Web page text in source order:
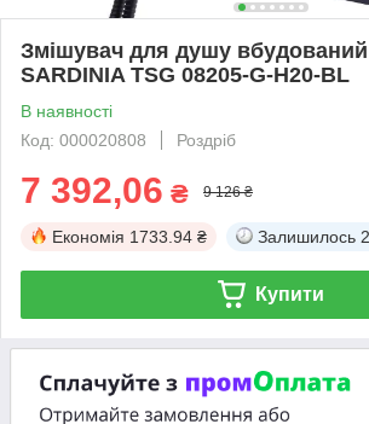
Змішувач для душу вбудований
SARDINIA TSG 08205-G-H20-BL
В наявності
Код: 000020808
Роздріб
7 392,06 ₴ 9 126 ₴
Економія 1733.94 ₴ Залишилось
Купити